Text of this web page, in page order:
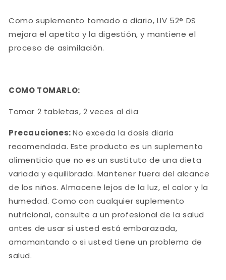
Como suplemento tomado a diario, LIV 52® DS
mejora el apetito y la digestión, y mantiene el
proceso de asimilación.
COMO TOMARLO:
Tomar 2 tabletas, 2 veces al dia
Precauciones: No exceda la dosis diaria
recomendada. Este producto es un suplemento
alimenticio que no es un sustituto de una dieta
variada y equilibrada. Mantener fuera del alcance
de los niños. Almacene lejos de la luz, el calor y la
humedad. Como con cualquier suplemento
nutricional, consulte a un profesional de la salud
antes de usar si usted está embarazada,
amamantando o si usted tiene un problema de
salud.